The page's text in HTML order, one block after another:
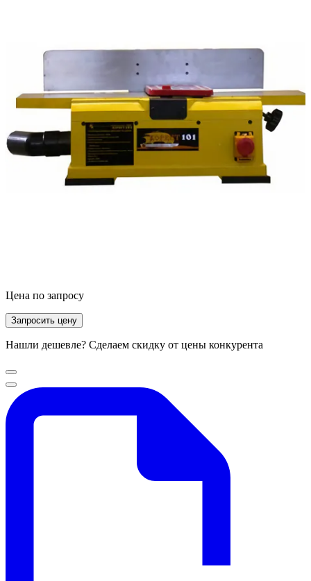
Цена по запросу
Запросить цену
Нашли дешевле? Сделаем скидку от цены конкурента